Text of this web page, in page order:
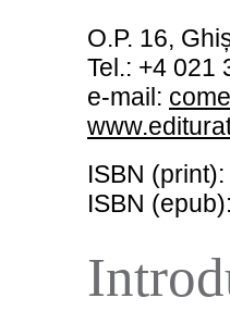
O.P. 16,
Tel.: +4 021
e-mail:
ISBN (print):
ISBN (epub):